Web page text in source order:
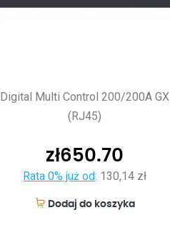
Digital Multi Control 200/200A GX
(RJ45)
zł650.70
Rata 0% już od: 130,14 zł
Dodaj do koszyka